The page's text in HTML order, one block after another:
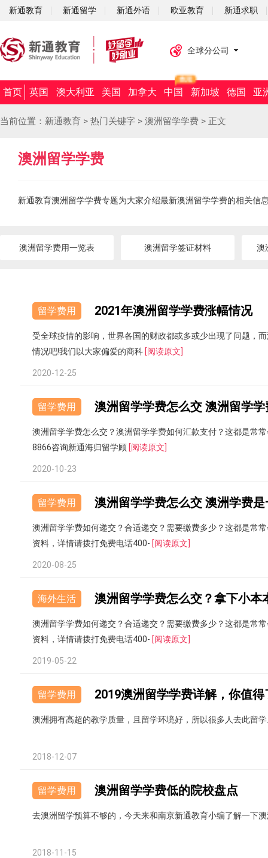
新通教育 新通留学 新通外语 欧亚教育 新通求职
全球分公司
首页 英国 澳大利亚 美国 加拿大 中国 新加坡 德国 亚
当前位置： 新通教育 > 热门关键字 > 澳洲留学学费 > 正文
澳洲留学学费
新通教育澳洲留学学费专题为大家介绍最新澳洲留学学费的相关
澳洲留学费用一览表 澳洲留学签证材料 澳
留学费用 2021年澳洲留学学费涨幅情况
受全球疫情的影响，世界各国的财政都或多或少出现了问题，
情况吧!我们以大家偏爱的商科 [阅读原文]
2020-12-25
留学费用 澳洲留学学费怎么交 澳洲留学
澳洲留学学费怎么交？澳洲留学学费如何汇款支付？这都是常
8866咨询新通海归留学顾 [阅读原文]
2020-10-23
留学费用 澳洲留学学费怎么交 澳洲学费
澳洲留学学费如何递交？合适递交？需要缴费多少？这都是常
资料，详情请拨打免费电话400- [阅读原文]
2020-08-25
海外生活 澳洲留学学费怎么交？拿下小本
澳洲留学学费如何递交？合适递交？需要缴费多少？这都是常
资料，详情请拨打免费电话400- [阅读原文]
2019-05-22
留学费用 2019澳洲留学学费详解，你值得
澳洲拥有高超的教学质量，且留学环境好，所以很多人去此留
2018-12-07
留学费用 澳洲留学学费低的院校盘点
去澳洲留学预算不够的，今天来和南京新通教育小编了解一下
2018-11-15